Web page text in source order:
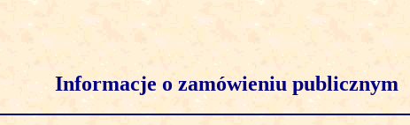
Informacje o zamówieniu publicznym